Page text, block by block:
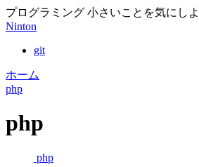
プログラミング 小さいことを気にし
Ninton
git
ホーム
php
php
php